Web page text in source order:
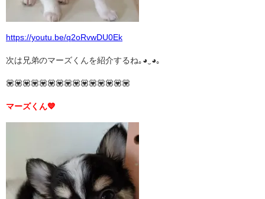
https://youtu.be/q2oRvwDU0Ek
次は兄弟のマーズくんを紹介するね｡◕‿◕｡
💟💟💟💟💟💟💟💟💟💟💟💟💟💟💟
マーズくん💙